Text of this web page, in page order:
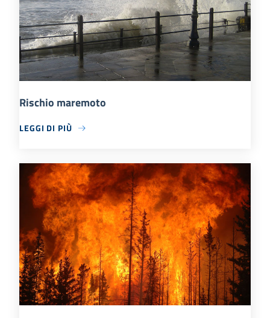
Rischio maremoto
LEGGI DI PIÙ